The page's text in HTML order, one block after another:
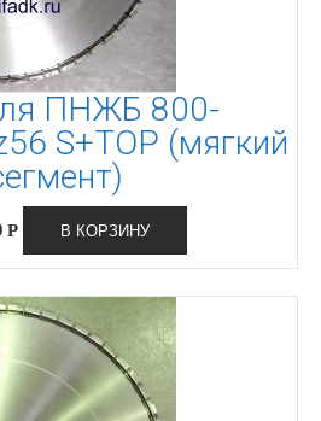
ПНЖБ 800-
S+TOP (мягкий
Р В КОРЗИНУ